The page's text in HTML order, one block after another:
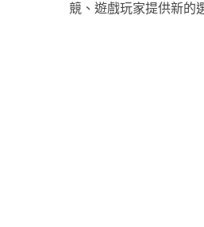
競、遊戲玩家提供新的